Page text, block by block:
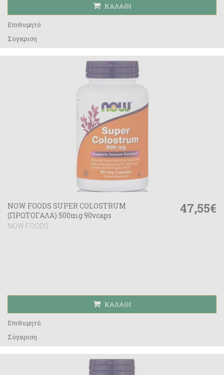
ΚΑΛΆΘΙ
Επιθυμητό
Σύγκριση
NOW FOODS SUPER COLOSTRUM
(ΠΡΩΤΟΓΑΛΑ) 500mg 90vcaps
NOW FOODS
47,55€
ΚΑΛΆΘΙ
Επιθυμητό
Σύγκριση